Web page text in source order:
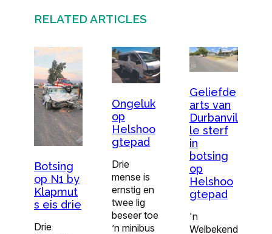
RELATED ARTICLES
Botsing
op N1 by
Klapmut
s eis drie
Drie
Ongeluk
op
Helshoo
gtepad
Drie
mense is
ernstig en
twee lig
beseer toe
’n minibus
Geliefde
arts van
Durbanvil
le sterf
in
botsing
op
Helshoo
gtepad
'n
Welbekend